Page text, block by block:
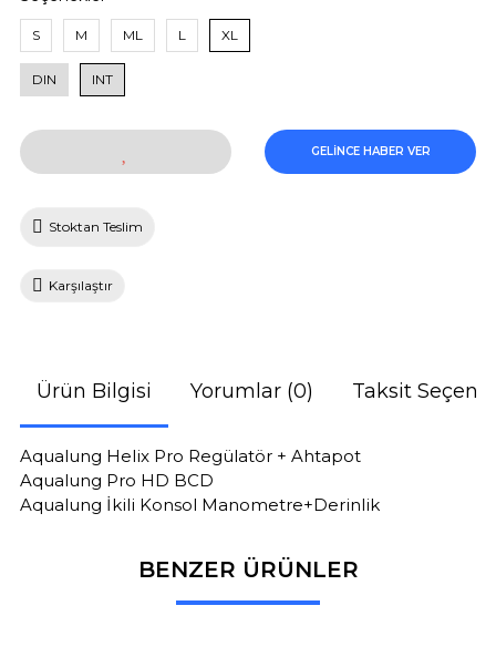
S M ML L XL
DIN INT
GELİNCE HABER VER
Stoktan Teslim
Karşılaştır
Ürün Bilgisi Yorumlar (0) Taksit
Aqualung Helix Pro Regülatör + Ahtapot
Aqualung Pro HD BCD
Aqualung İkili Konsol Manometre+Derinlik
BENZER ÜRÜNLER